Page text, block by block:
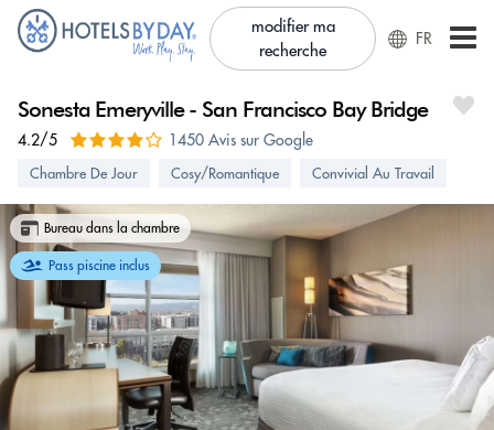
modifier ma
recherche
FR
Sonesta Emeryville - San Francisco Bay Bridge
4.2/5 1450 Avis sur Google
Chambre De Jour Cosy/Romantique Convivial Au Travail
Bureau dans la chambre
Pass piscine inclus